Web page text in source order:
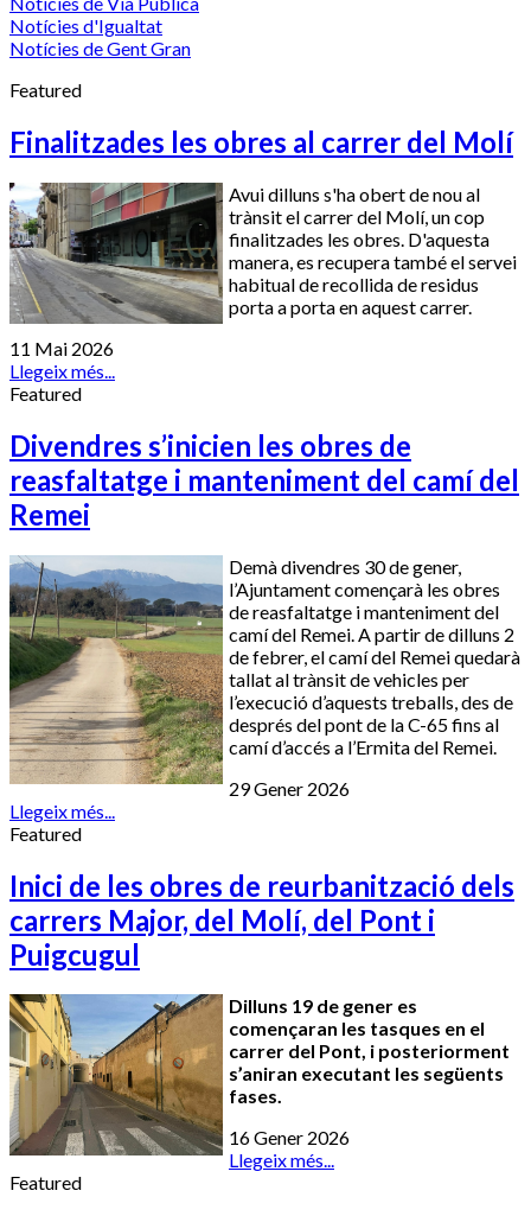
Notícies d'Igualtat
Notícies de Gent Gran
Featured
Finalitzades les obres al carrer del Molí
Avui dilluns s'ha obert de nou al
trànsit el carrer del Molí, un cop
finalitzades les obres. D'aquesta
manera, es recupera també el servei
habitual de recollida de residus
porta a porta en aquest carrer.
11 Mai 2026
Llegeix més...
Featured
Divendres s’inicien les obres de
reasfaltatge i manteniment del camí del
Remei
Demà divendres 30 de gener,
l’Ajuntament començarà les obres
de reasfaltatge i manteniment del
camí del Remei. A partir de dilluns 2
de febrer, el camí del Remei quedarà
tallat al trànsit de vehicles per
l’execució d’aquests treballs, des de
després del pont de la C-65 fins al
camí d’accés a l’Ermita del Remei.
29 Gener 2026
Llegeix més...
Featured
Inici de les obres de reurbanització dels
carrers Major, del Molí, del Pont i
Puigcugul
Dilluns 19 de gener es
començaran les tasques en el
carrer del Pont, i posteriorment
s’aniran executant les següents
fases.
16 Gener 2026
Llegeix més...
Featured